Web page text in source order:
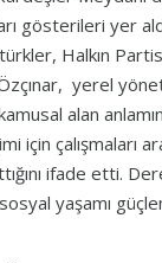
gösterileri yer
Halkın
yerel
alan
için çalışmaları
ifade etti.
yaşamı